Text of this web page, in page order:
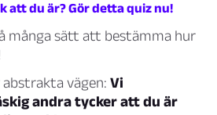
att du är? Gör detta quiz nu!
många sätt att bestämma hur
vägen: Vi
andra tycker att du är